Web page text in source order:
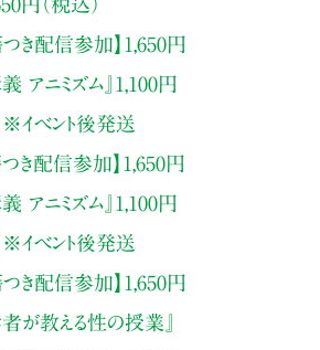
円（税込）
つき配信参加】1,650円
アニミズム』1,100円
※イベント後発送
つき配信参加】1,650円
アニミズム』1,100円
※イベント後発送
つき配信参加】1,650円
が教える性の授業』